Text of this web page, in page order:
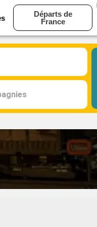
Départs de
France